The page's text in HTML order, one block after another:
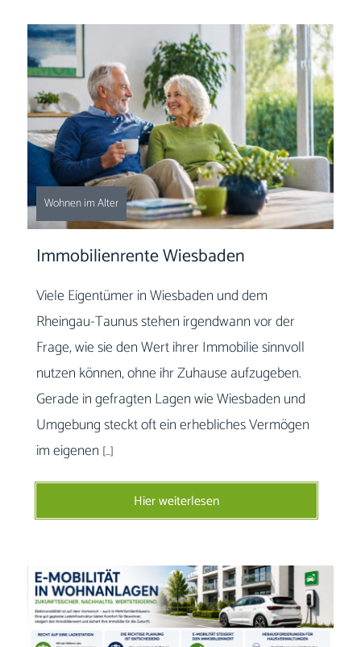
Wohnen im Alter
Immobilienrente Wiesbaden
Viele Eigentümer in Wiesbaden und dem
Rheingau-Taunus stehen irgendwann vor der
Frage, wie sie den Wert ihrer Immobilie sinnvoll
nutzen können, ohne ihr Zuhause aufzugeben.
Gerade in gefragten Lagen wie Wiesbaden und
Umgebung steckt oft ein erhebliches Vermögen
im eigenen […]
Hier weiterlesen